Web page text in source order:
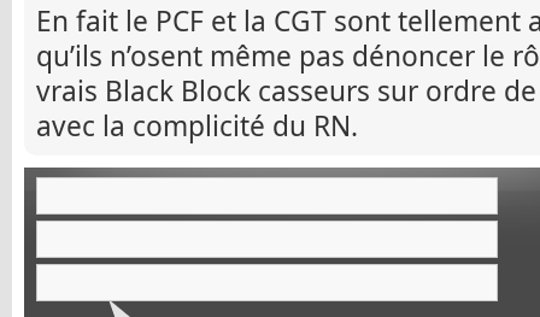
En fait le PCF et la CGT sont
qu’ils n’osent même pas dénoncer le
vrais Black Block casseurs sur ordre
avec la complicité du RN.